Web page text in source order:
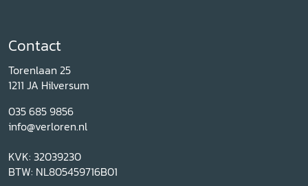
Contact
Torenlaan 25
1211 JA Hilversum
035 685 9856
info@verloren.nl
KVK: 32039230
BTW: NL805459716B01